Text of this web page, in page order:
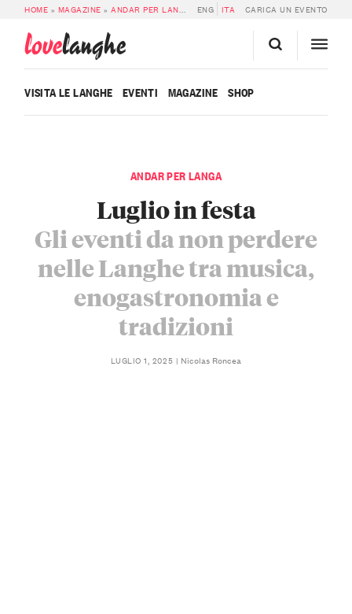
HOME » MAGAZINE »ANDAR PER LANGA »LUGLIO IN FESTA
ENG ITA CARICA UN EVENTO
lovelanghe
VISITA LE LANGHE EVENTI MAGAZINE SHOP
ANDAR PER LANGA
Luglio in festa
Gli eventi da non perdere
nelle Langhe tra musica,
enogastronomia e
tradizioni
LUGLIO 1, 2025 Nicolas Roncea